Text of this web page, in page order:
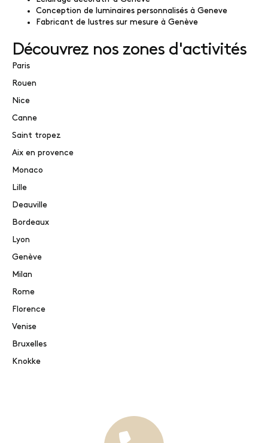
Conception de luminaires personnalisés à Geneve
Fabricant de lustres sur mesure à Genève
Découvrez nos zones d'activités
Paris
Rouen
Nice
Canne
Saint tropez
Aix en provence
Monaco
Lille
Deauville
Bordeaux
Lyon
Genève
Milan
Rome
Florence
Venise
Bruxelles
Knokke